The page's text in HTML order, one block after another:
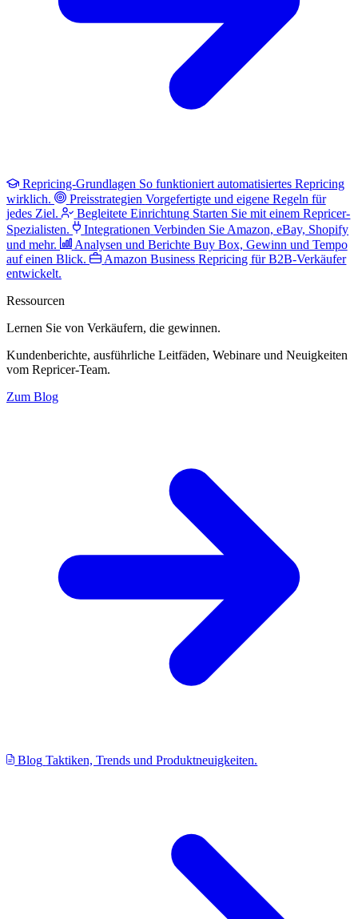
Repricing-Grundlagen So funktioniert automatisiertes Repricing
wirklich.
Preisstrategien Vorgefertigte und eigene Regeln für
jedes Ziel.
Begleitete Einrichtung Starten Sie mit einem Repricer-
Spezialisten.
Integrationen Verbinden Sie Amazon, eBay, Shopify
und mehr.
Analysen und Berichte Buy Box, Gewinn und Tempo
auf einen Blick.
Amazon Business Repricing für B2B-Verkäufer
entwickelt.
Ressourcen
Lernen Sie von Verkäufern, die gewinnen.
Kundenberichte, ausführliche Leitfäden, Webinare und Neuigkeiten
vom Repricer-Team.
Zum Blog
Blog Taktiken, Trends und Produktneuigkeiten.